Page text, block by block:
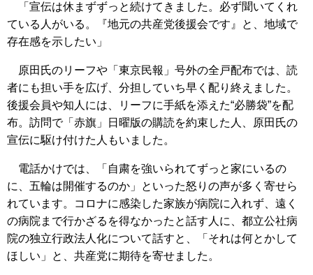
「宣伝は休まずずっと続けてきました。必ず聞いてくれ
ている人がいる。『地元の共産党後援会です』と、地域で
存在感を示したい」
原田氏のリーフや「東京民報」号外の全戸配布では、読
者にも担い手を広げ、分担していち早く配り終えました。
後援会員や知人には、リーフに手紙を添えた“必勝袋”を配
布。訪問で「赤旗」日曜版の購読を約束した人、原田氏の
宣伝に駆け付けた人もいました。
電話かけでは、「自粛を強いられてずっと家にいるの
に、五輪は開催するのか」といった怒りの声が多く寄せら
れています。コロナに感染した家族が病院に入れず、遠く
の病院まで行かざるを得なかったと話す人に、都立公社病
院の独立行政法人化について話すと、「それは何とかして
ほしい」と、共産党に期待を寄せました。